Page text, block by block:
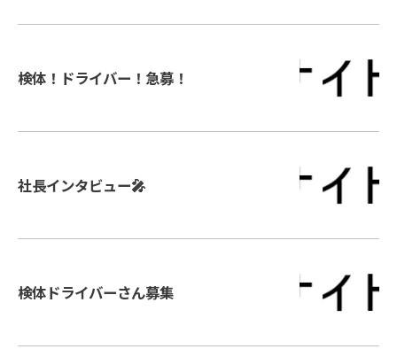
検体！ドライバー！急募！
社長インタビュー🎤
検体ドライバーさん募集